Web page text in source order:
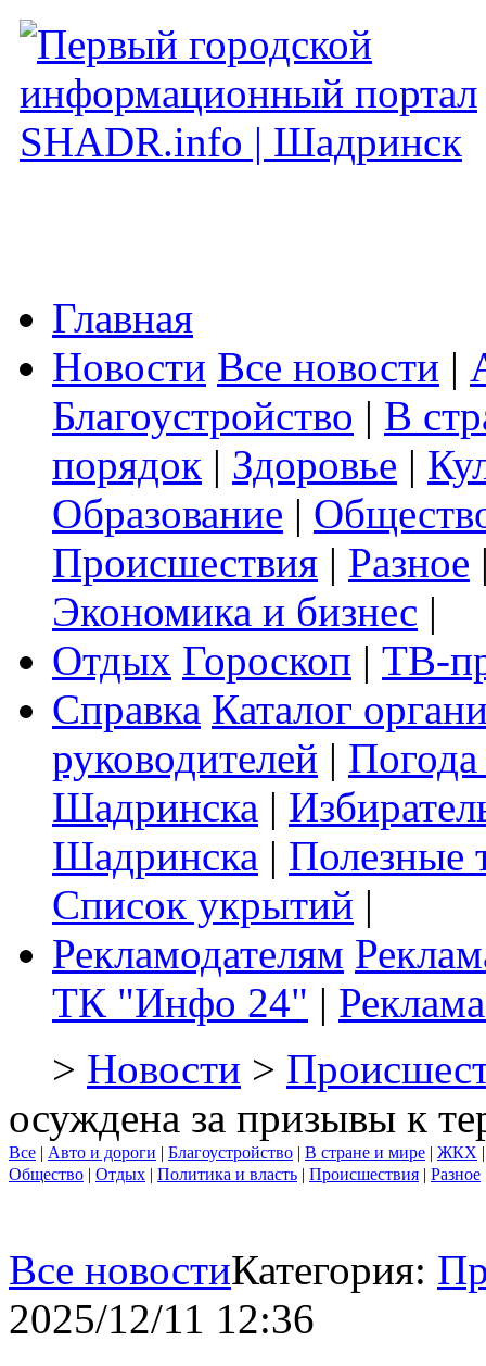
Главная
Новости Все новости |
Благоустройство | В
порядок | Здоровье |
Образование |
Происшествия | Разное
Экономика и бизнес |
Отдых Гороскоп | ТВ-
Справка Каталог
руководителей |
Шадринска |
Шадринска | Полезные
Список укрытий |
Рекламодателям
ТК "Инфо 24" |
> Новости >
осуждена за призывы к
Все | Авто и дороги | Благоустройство | В стране и мире | ЖКХ
Общество | Отдых | Политика и власть | Происшествия | Разное
Все новостиКатегория:
2025/12/11 12:36